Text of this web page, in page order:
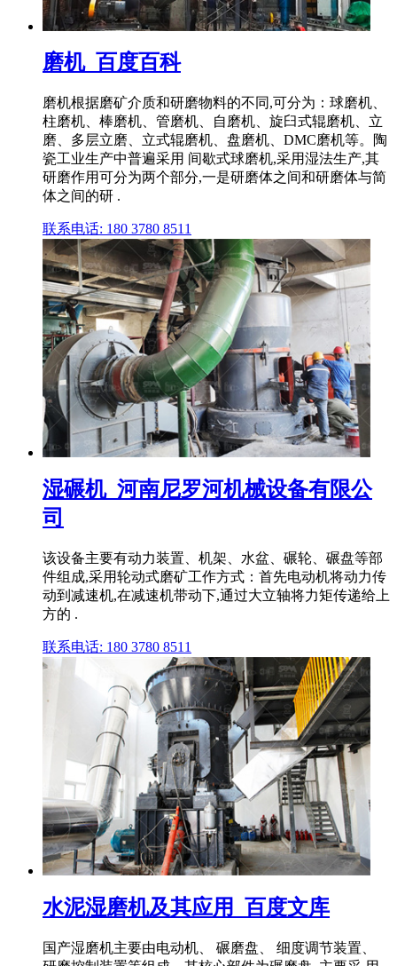
磨机_百度百科
磨机根据磨矿介质和研磨物料的不同,可分为：球磨机、
柱磨机、棒磨机、管磨机、自磨机、旋臼式辊磨机、立
磨、多层立磨、立式辊磨机、盘磨机、DMC磨机等。陶
瓷工业生产中普遍采用 间歇式球磨机,采用湿法生产,其
研磨作用可分为两个部分,一是研磨体之间和研磨体与简
体之间的研 .
联系电话: 180 3780 8511
湿碾机_河南尼罗河机械设备有限公
司
该设备主要有动力装置、机架、水盆、碾轮、碾盘等部
件组成,采用轮动式磨矿工作方式：首先电动机将动力传
动到减速机,在减速机带动下,通过大立轴将力矩传递给上
方的 .
联系电话: 180 3780 8511
水泥湿磨机及其应用_百度文库
国产湿磨机主要由电动机、 碾磨盘、 细度调节装置、